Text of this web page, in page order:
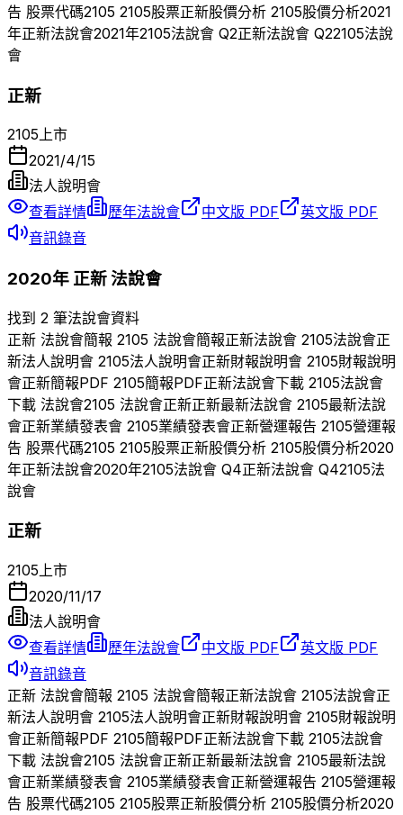
告 股票代碼2105 2105股票正新股價分析 2105股價分析2021
年正新法說會2021年2105法說會 Q2正新法說會 Q22105法說
會
正新
2105上市
2021/4/15
法人說明會
查看詳情
歷年法說會 中文版 PDF
英文版 PDF
音訊錄音
2020年 正新法說會
找到 2 筆法說會資料
正新 法說會簡報 2105 法說會簡報正新法說會 2105法說會正
新法人說明會 2105法人說明會正新財報說明會 2105財報說明
會正新簡報PDF 2105簡報PDF正新法說會下載 2105法說會
下載 法說會2105 法說會正新正新最新法說會 2105最新法說
會正新業績發表會 2105業績發表會正新營運報告 2105營運報
告 股票代碼2105 2105股票正新股價分析 2105股價分析2020
年正新法說會2020年2105法說會 Q4正新法說會 Q42105法
說會
正新
2105上市
2020/11/17
法人說明會
查看詳情
歷年法說會 中文版 PDF
英文版 PDF
音訊錄音
正新 法說會簡報 2105 法說會簡報正新法說會 2105法說會正
新法人說明會 2105法人說明會正新財報說明會 2105財報說明
會正新簡報PDF 2105簡報PDF正新法說會下載 2105法說會
下載 法說會2105 法說會正新正新最新法說會 2105最新法說
會正新業績發表會 2105業績發表會正新營運報告 2105營運報
告 股票代碼2105 2105股票正新股價分析 2105股價分析2020